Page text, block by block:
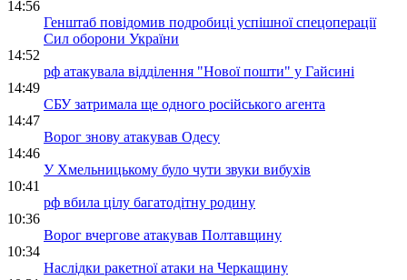
14:56
Генштаб повідомив подробиці успішної спецоперації
Сил оборони України
14:52
рф атакувала відділення "Нової пошти" у Гайсині
14:49
СБУ затримала ще одного російського агента
14:47
Ворог знову атакував Одесу
14:46
У Хмельницькому було чути звуки вибухів
10:41
рф вбила цілу багатодітну родину
10:36
Ворог вчергове атакував Полтавщину
10:34
Наслідки ракетної атаки на Черкащину